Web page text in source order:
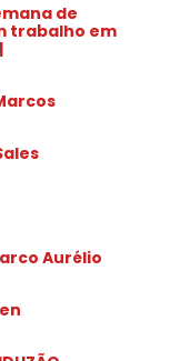
de
trabalho em
Aurélio